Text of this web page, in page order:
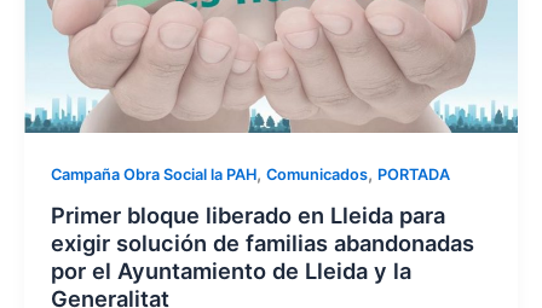
Campaña Obra Social la PAH, Comunicados, PORTADA
Primer bloque liberado en Lleida para
exigir solución de familias abandonadas
por el Ayuntamiento de Lleida y la
Generalitat